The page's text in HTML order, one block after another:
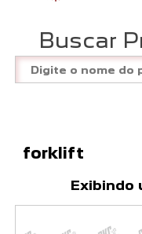
Buscar
forklift
Exibindo